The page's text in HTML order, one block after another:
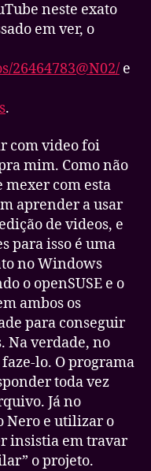
neste exato
em ver, o
26464783@N02/ e
.
com video foi
mim. Como não
com esta
aprender a usar
de videos, e
para isso é uma
no Windows
o openSUSE e o
ambos os
para conseguir
Na verdade, no
lo. O programa
toda vez
Já no
Nero e utilizar o
insistia em travar
o projeto.